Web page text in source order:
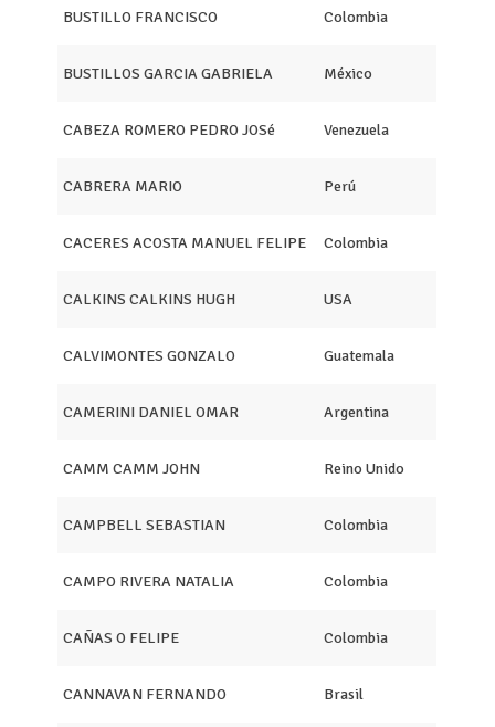
BUSTILLO FRANCISCO Colombia
BUSTILLOS GARCIA GABRIELA México
CABEZA ROMERO PEDRO JOSé Venezuela
CABRERA MARIO Perú
CACERES ACOSTA MANUEL FELIPE Colombia
CALKINS CALKINS HUGH USA
CALVIMONTES GONZALO Guatemala
CAMERINI DANIEL OMAR Argentina
CAMM CAMM JOHN Reino Unido
CAMPBELL SEBASTIAN Colombia
CAMPO RIVERA NATALIA Colombia
CAÑAS O FELIPE Colombia
CANNAVAN FERNANDO Brasil